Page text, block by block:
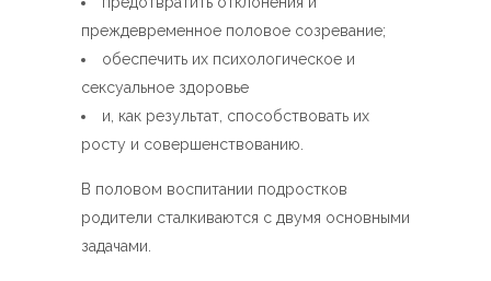
преждевременное половое созревание;
обеспечить их психологическое и
сексуальное здоровье
и, как результат, способствовать их
росту и совершенствованию.
В половом воспитании подростков
родители сталкиваются с двумя основными
задачами.